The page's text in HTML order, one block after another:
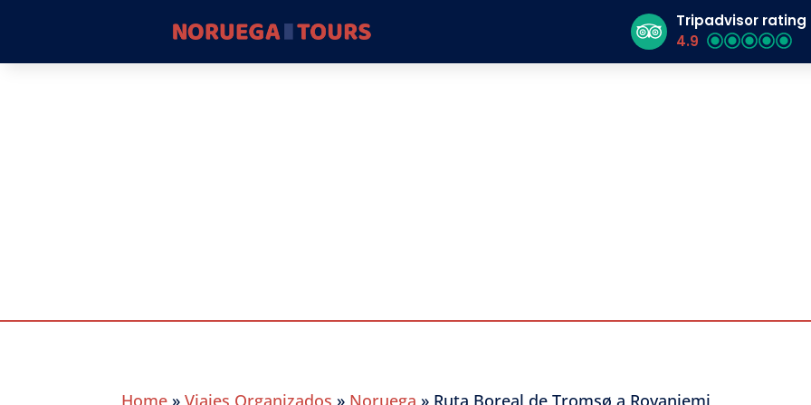
Tripadvisor rating
4.9
Home »Viajes Organizados » Noruega » Ruta Boreal de Tromsø a Rovaniemi